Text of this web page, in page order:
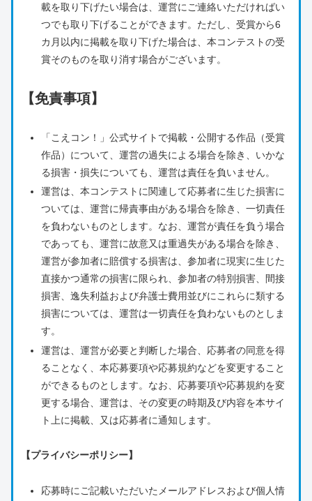
載を取り下げたい場合は、運営にご連絡いただければい
つでも取り下げることができます。ただし、受賞から6
カ月以内に掲載を取り下げた場合は、本コンテストの受
賞そのものを取り消す場合がございます。
【免責事項】
「こえコン！」公式サイトで掲載・公開する作品（受賞
作品）について、運営の過失による場合を除き、いかな
る損害・損失についても、運営は責任を負いません。
運営は、本コンテストに関連して応募者に生じた損害に
ついては、運営に帰責事由がある場合を除き、一切責任
を負わないものとします。なお、運営が責任を負う場合
であっても、運営に故意又は重過失がある場合を除き、
運営が参加者に賠償する損害は、参加者に現実に生じた
直接かつ通常の損害に限られ、参加者の特別損害、間接
損害、逸失利益および弁護士費用並びにこれらに類する
損害については、運営は一切責任を負わないものとしま
す。
運営は、運営が必要と判断した場合、応募者の同意を得
ることなく、本応募要項や応募規約などを変更すること
ができるものとします。なお、応募要項や応募規約を変
更する場合、運営は、その変更の時期及び内容を本サイ
ト上に掲載、又は応募者に通知します。
【プライバシーポリシー】
応募時にご記載いただいたメールアドレスおよび個人情